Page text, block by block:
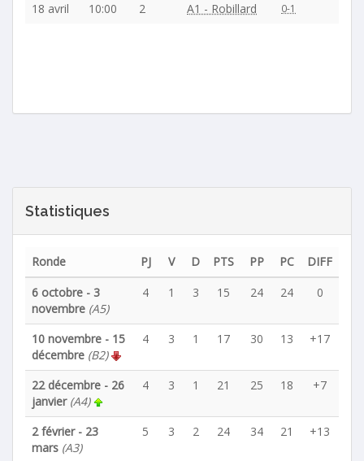
18 avril
10:00 2 A1 - Robillard 0-1
Statistiques
Ronde PJ V D PTS PP PC
DIFF
6 octobre - 3
novembre (A5)
4 1 3 15 24 24 0
10 novembre - 15
décembre (B2)
4 3 1 17 30 13 +17
22 décembre - 26
janvier (A4)
4 3 1 21 25 18 +7
2 février - 23
mars (A3)
5 3 2 24 34 21 +13